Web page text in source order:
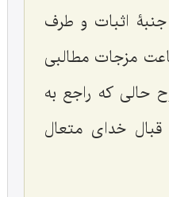
اثبات و طرف
مزجات مطالبی
که راجع به
خدای متعال